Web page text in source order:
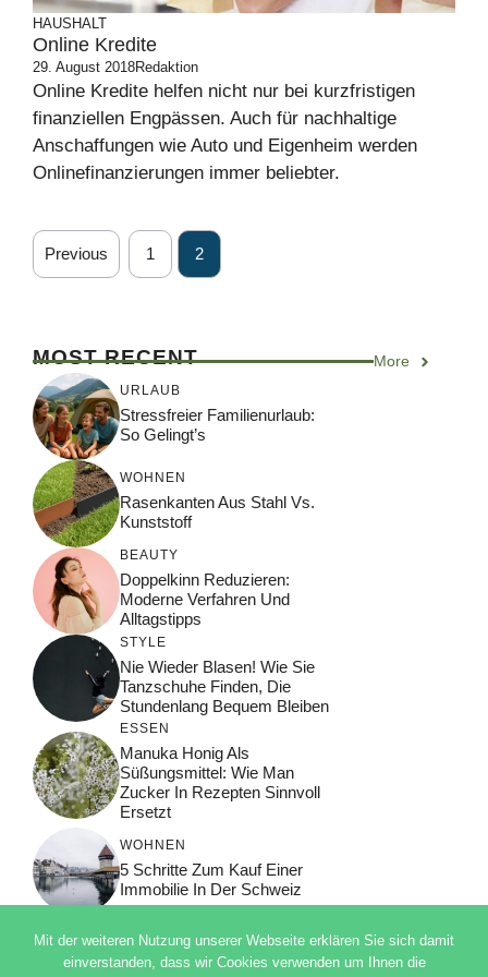
HAUSHALT
Online Kredite
29. August 2018Redaktion
Online Kredite helfen nicht nur bei kurzfristigen
finanziellen Engpässen. Auch für nachhaltige
Anschaffungen wie Auto und Eigenheim werden
Onlinefinanzierungen immer beliebter.
Previous 1 2
MOST RECENT More
URLAUB
Stressfreier Familienurlaub:
So Gelingt’s
WOHNEN
Rasenkanten Aus Stahl Vs.
Kunststoff
BEAUTY
Doppelkinn Reduzieren:
Moderne Verfahren Und
Alltagstipps
STYLE
Nie Wieder Blasen! Wie Sie
Tanzschuhe Finden, Die
Stundenlang Bequem Bleiben
ESSEN
Manuka Honig Als
Süßungsmittel: Wie Man
Zucker In Rezepten Sinnvoll
Ersetzt
WOHNEN
5 Schritte Zum Kauf Einer
Immobilie In Der Schweiz
Mit der weiteren Nutzung unserer Webseite erklären Sie sich damit
einverstanden, dass wir Cookies verwenden um Ihnen die